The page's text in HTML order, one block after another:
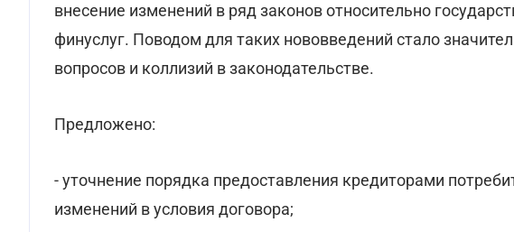
внесение изменений в ряд законов относительно
финуслуг. Поводом для таких нововведений стало
вопросов и коллизий в законодательстве.
Предложено:
- уточнение порядка предоставления кредиторами
изменений в условия договора;